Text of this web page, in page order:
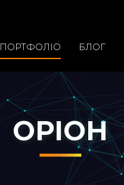
ПОРТФОЛIО БЛОГ
ОРІОН